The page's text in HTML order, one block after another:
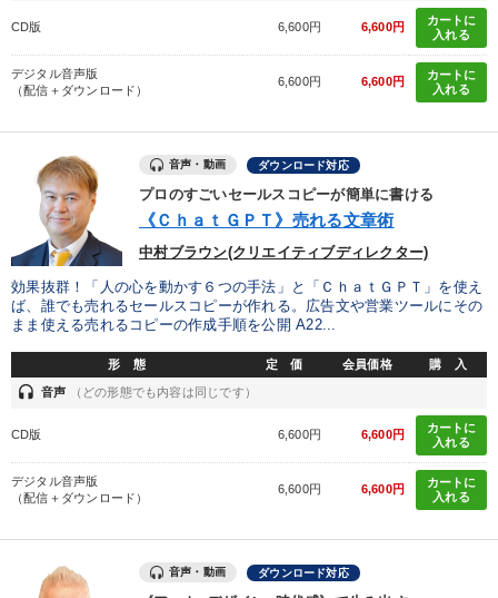
CD版 6,600円 6,600円
カートに
入れる
デジタル音声版
（配信＋ダウンロード）
6,600円 6,600円
カートに
入れる
音声・動画 ダウンロード対応
プロのすごいセールスコピーが簡単に書ける
《ＣｈａｔＧＰＴ》売れる文章術
中村ブラウン(クリエイティブディレクター)
効果抜群！「人の心を動かす６つの手法」と「ＣｈａｔＧＰＴ」を使え
ば、誰でも売れるセールスコピーが作れる。広告文や営業ツールにその
まま使える売れるコピーの作成手順を公開 A22...
形 態 定 価 会員価格 購 入
headset 音声 （どの形態でも内容は同じです）
CD版 6,600円 6,600円
カートに
入れる
デジタル音声版
（配信＋ダウンロード）
6,600円 6,600円
カートに
入れる
音声・動画 ダウンロード対応